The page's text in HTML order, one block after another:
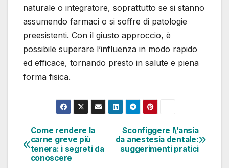
naturale o integratore, soprattutto se si stanno
assumendo farmaci o si soffre di patologie
preesistenti. Con il giusto approccio, è
possibile superare l’influenza in modo rapido
ed efficace, tornando presto in salute e piena
forma fisica.
Navigazione
articoli
Sconfiggere l\’ansia
da anestesia dentale:
suggerimenti pratici
Come rendere la
carne greve più
tenera: i segreti da
conoscere